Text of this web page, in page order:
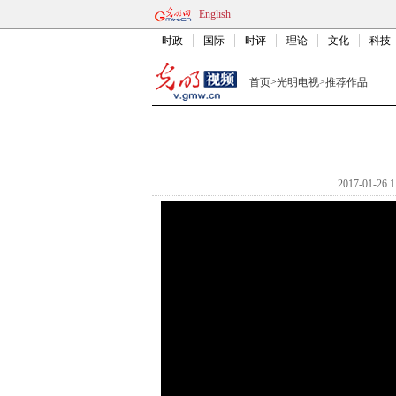
English
时政 国际 时评 理论 文化 科技
首页>光明电视>推荐作品
2017-01-26